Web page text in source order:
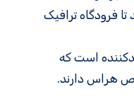
فرودگاه ترافیک
است که
هراس دارند.